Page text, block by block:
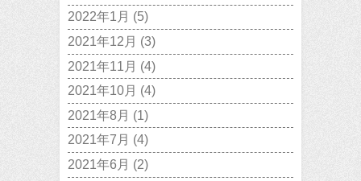
2022年1月 (5)
2021年12月 (3)
2021年11月 (4)
2021年10月 (4)
2021年8月 (1)
2021年7月 (4)
2021年6月 (2)